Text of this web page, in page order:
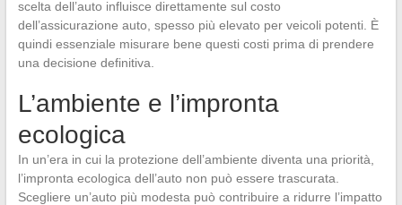
scelta dell’auto influisce direttamente sul costo
dell’assicurazione auto, spesso più elevato per veicoli potenti. È
quindi essenziale misurare bene questi costi prima di prendere
una decisione definitiva.
L’ambiente e l’impronta
ecologica
In un’era in cui la protezione dell’ambiente diventa una priorità,
l’impronta ecologica dell’auto non può essere trascurata.
Scegliere un’auto più modesta può contribuire a ridurre l’impatto